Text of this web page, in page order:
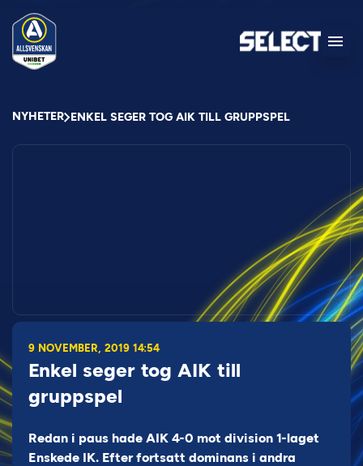
NYHETER ENKEL SEGER TOG AIK TILL GRUPPSPEL
9 NOVEMBER, 2019 14:54
Enkel seger tog AIK till
gruppspel
Redan i paus hade AIK 4-0 mot division 1-laget
Enskede IK. Efter fortsatt dominans i andra